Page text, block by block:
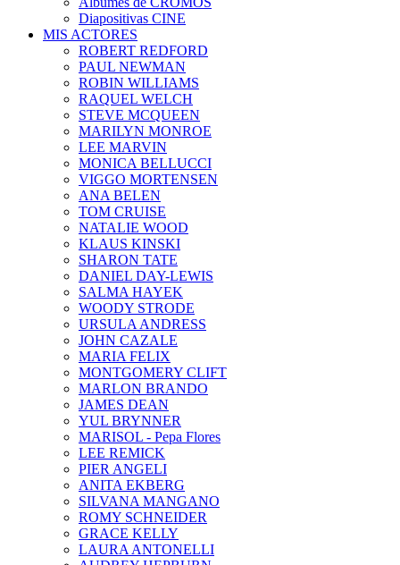
Diapositivas CINE
MIS ACTORES
ROBERT REDFORD
PAUL NEWMAN
ROBIN WILLIAMS
RAQUEL WELCH
STEVE MCQUEEN
MARILYN MONROE
LEE MARVIN
MONICA BELLUCCI
VIGGO MORTENSEN
ANA BELEN
TOM CRUISE
NATALIE WOOD
KLAUS KINSKI
SHARON TATE
DANIEL DAY-LEWIS
SALMA HAYEK
WOODY STRODE
URSULA ANDRESS
JOHN CAZALE
MARIA FELIX
MONTGOMERY CLIFT
MARLON BRANDO
JAMES DEAN
YUL BRYNNER
MARISOL - Pepa Flores
LEE REMICK
PIER ANGELI
ANITA EKBERG
SILVANA MANGANO
ROMY SCHNEIDER
GRACE KELLY
LAURA ANTONELLI